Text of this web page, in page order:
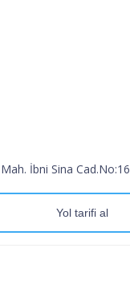
İbni Sina Cad.No:16
Yol tarifi al